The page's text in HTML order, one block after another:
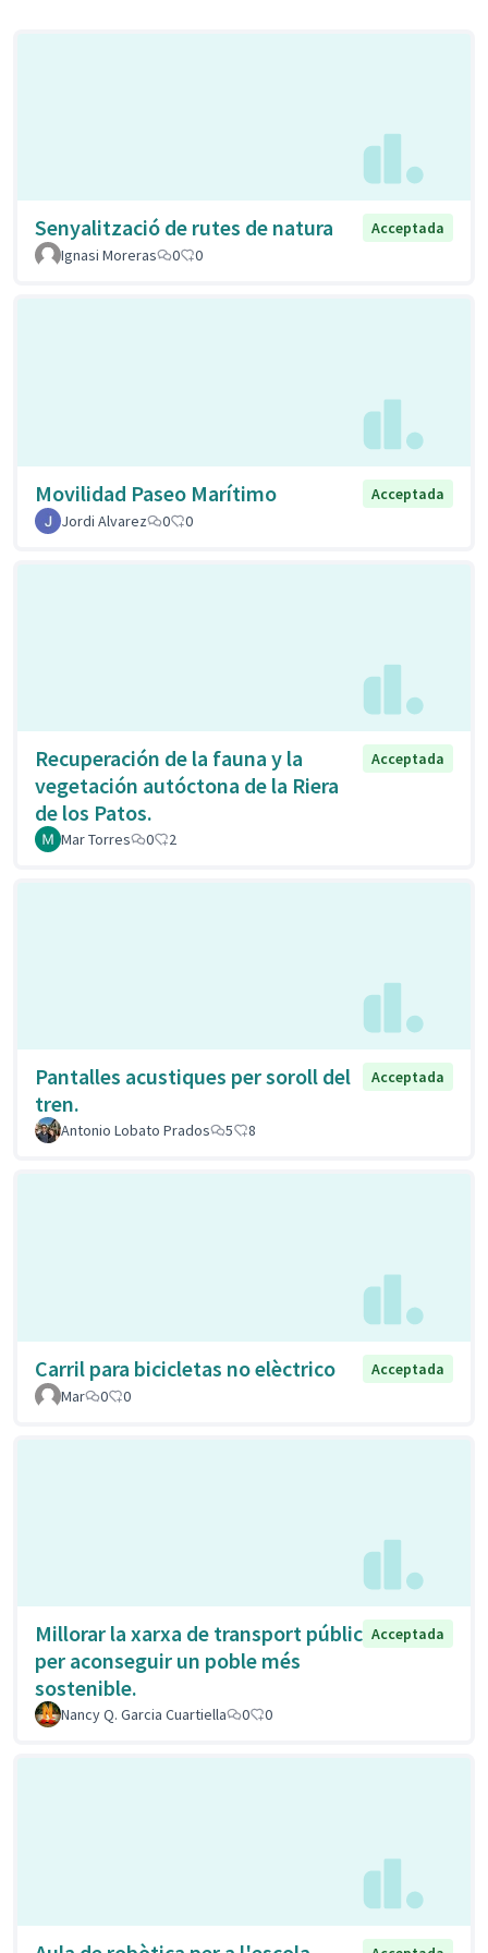
Senyalització de rutes de natura
Acceptada
Ignasi Moreras
0 0
Movilidad Paseo Marítimo
Acceptada
Jordi Alvarez
0 0
Recuperación de la fauna y la
vegetación autóctona de la Riera
de los Patos.
Acceptada
Mar Torres 0 2
Pantalles acustiques per soroll del
tren.
Acceptada
Antonio Lobato Prados 5 8
Carril para bicicletas no elèctrico
Acceptada
Mar
0 0
Millorar la xarxa de transport públic
per aconseguir un poble més
sostenible.
Acceptada
Nancy Q. Garcia Cuartiella 0 0